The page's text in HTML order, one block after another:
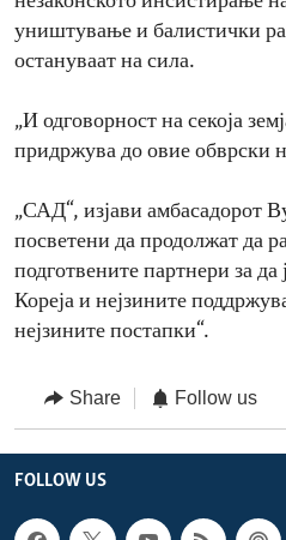
уништување и балистички
остануваат на сила.
„И одговорност на секоја
придржува до овие обврски
„САД“, изјави амбасадорот
посветени да продолжат да
подготвените партнери за
Кореја и нејзините
нејзините постапки“.
Share Follow us
FOLLOW US